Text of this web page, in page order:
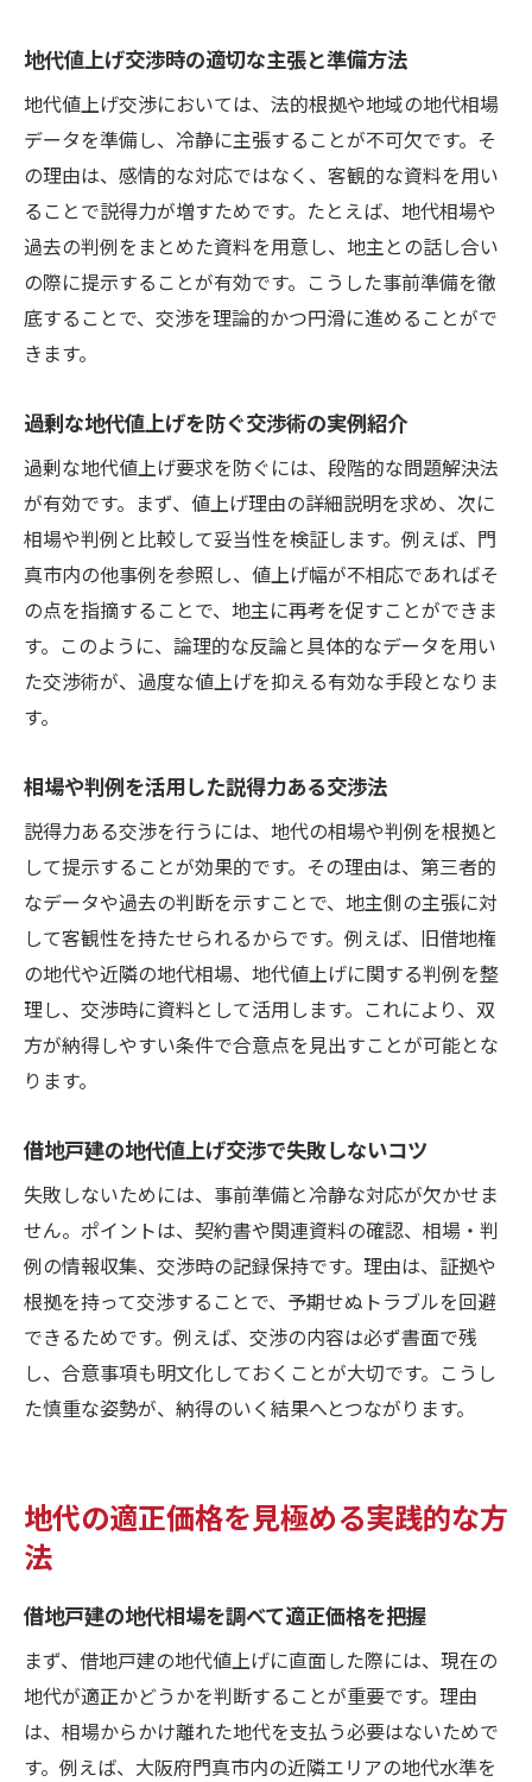
地代値上げ交渉時の適切な主張と準備方法
地代値上げ交渉においては、法的根拠や地域の地代相場
データを準備し、冷静に主張することが不可欠です。そ
の理由は、感情的な対応ではなく、客観的な資料を用い
ることで説得力が増すためです。たとえば、地代相場や
過去の判例をまとめた資料を用意し、地主との話し合い
の際に提示することが有効です。こうした事前準備を徹
底することで、交渉を理論的かつ円滑に進めることがで
きます。
過剰な地代値上げを防ぐ交渉術の実例紹介
過剰な地代値上げ要求を防ぐには、段階的な問題解決法
が有効です。まず、値上げ理由の詳細説明を求め、次に
相場や判例と比較して妥当性を検証します。例えば、門
真市内の他事例を参照し、値上げ幅が不相応であればそ
の点を指摘することで、地主に再考を促すことができま
す。このように、論理的な反論と具体的なデータを用い
た交渉術が、過度な値上げを抑える有効な手段となりま
す。
相場や判例を活用した説得力ある交渉法
説得力ある交渉を行うには、地代の相場や判例を根拠と
して提示することが効果的です。その理由は、第三者的
なデータや過去の判断を示すことで、地主側の主張に対
して客観性を持たせられるからです。例えば、旧借地権
の地代や近隣の地代相場、地代値上げに関する判例を整
理し、交渉時に資料として活用します。これにより、双
方が納得しやすい条件で合意点を見出すことが可能とな
ります。
借地戸建の地代値上げ交渉で失敗しないコツ
失敗しないためには、事前準備と冷静な対応が欠かせま
せん。ポイントは、契約書や関連資料の確認、相場・判
例の情報収集、交渉時の記録保持です。理由は、証拠や
根拠を持って交渉することで、予期せぬトラブルを回避
できるためです。例えば、交渉の内容は必ず書面で残
し、合意事項も明文化しておくことが大切です。こうし
た慎重な姿勢が、納得のいく結果へとつながります。
地代の適正価格を見極める実践的な方
法
借地戸建の地代相場を調べて適正価格を把握
まず、借地戸建の地代値上げに直面した際には、現在の
地代が適正かどうかを判断することが重要です。理由
は、相場からかけ離れた地代を支払う必要はないためで
す。例えば、大阪府門真市内の近隣エリアの地代水準を